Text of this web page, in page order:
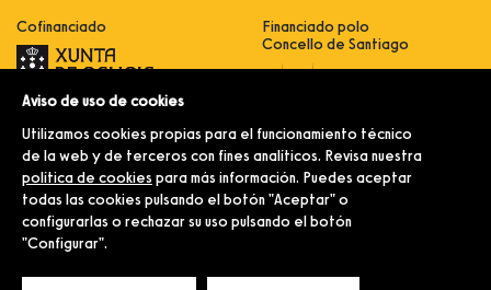
Cofinanciado
Innovación, dixitalización e
comercialización e expansión do
sector comercial e artesanal
Implantación e pulo da estratexia
dixital e modernización do sector
comercial e artesanal (CO300C
2021)
Financiado polo
Concello de Santiago
© Merlín e Familia.
Aviso de uso de cookies
Utilizamos cookies propias para el funcionamiento técnico
de la web y de terceros con fines analíticos. Revisa nuestra
política de cookies para más información. Puedes aceptar
todas las cookies pulsando el botón "Aceptar" o
configurarlas o rechazar su uso pulsando el botón
"Configurar".